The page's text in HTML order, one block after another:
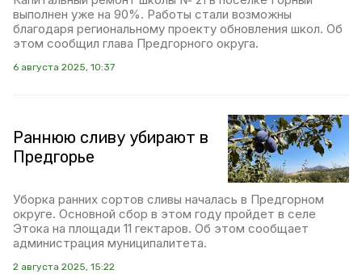
выполнен уже на 90%. Работы стали возможны
благодаря региональному проекту обновления школ. Об
этом сообщил глава Предгорного округа.
6 августа 2025, 10:37
Раннюю сливу убирают в
Предгорье
Уборка ранних сортов сливы началась в Предгорном
округе. Основной сбор в этом году пройдет в селе
Этока на площади 11 гектаров. Об этом сообщает
администрация муниципалитета.
2 августа 2025, 15:22